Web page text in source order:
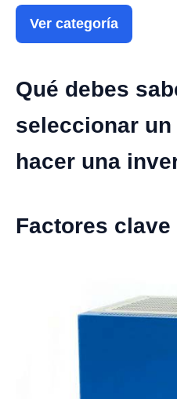
Ver categoría
Qué debes
seleccionar
hacer una
Factores